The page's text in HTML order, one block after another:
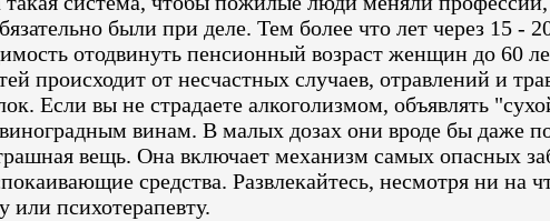
были при деле. Тем более что лет через 15 -
отодвинуть пенсионный возраст женщин до 60
происходит от несчастных случаев, отравлений и
Если вы не страдаете алкоголизмом, объявлять
винам. В малых дозах они вроде бы даже
вещь. Она включает механизм самых опасных
средства. Развлекайтесь, несмотря ни на
или психотерапевту.